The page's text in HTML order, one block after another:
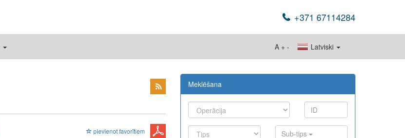
+371 67114284
Latviski
A + -
pievienot favorītiem
Meklēšana
Sub-tips